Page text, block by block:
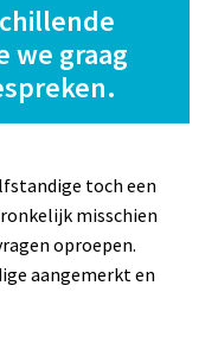
we graag
toch een
misschien
oproepen.
aangemerkt en